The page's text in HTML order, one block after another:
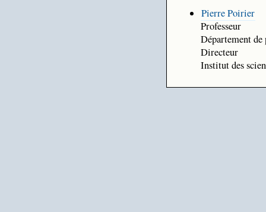
Pierre Poirier
Professeur
Département
Directeur
Institut des